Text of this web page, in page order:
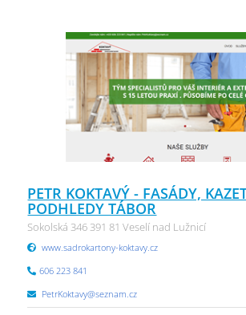
PETR KOKTAVÝ - FASÁDY,
PODHLEDY TÁBOR
Sokolská 346 391 81 Veselí nad Lužnicí
www.sadrokartony-koktavy.cz
606 223 841
PetrKoktavy@seznam.cz